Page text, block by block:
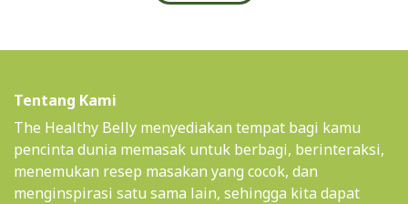
Tentang Kami
The Healthy Belly menyediakan tempat bagi kamu
pencinta dunia memasak untuk berbagi, berinteraksi,
menemukan resep masakan yang cocok, dan
menginspirasi satu sama lain, sehingga kita dapat